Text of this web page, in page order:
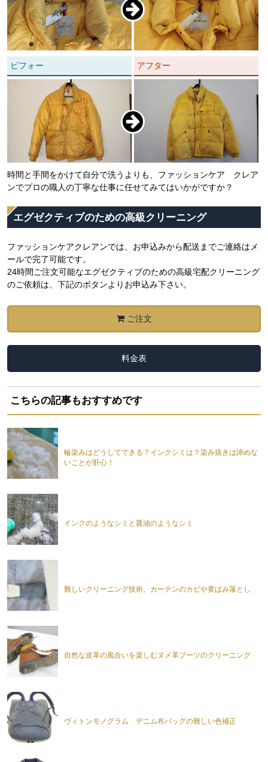
ビフォー アフター
時間と手間をかけて自分で洗うよりも、ファッションケア クレア
ンでプロの職人の丁寧な仕事に任せてみてはいかがですか？
エグゼクティブのための高級クリーニング
ファッションケアクレアンでは、お申込みから配送までご連絡はメ
ールで完了可能です。
24時間ご注文可能なエグゼクティブのための高級宅配クリーニング
のご依頼は、下記のボタンよりお申込み下さい。
ご注文
料金表
こちらの記事もおすすめです
輪染みはどうしてできる？インクシミは？染み抜きは諦めな
いことが肝心！
インクのようなシミと醤油のようなシミ
難しいクリーニング技術、カーテンのカビや黄ばみ落とし
自然な皮革の風合いを楽しむヌメ革ブーツのクリーニング
ヴィトンモノグラム デニム布バッグの難しい色補正